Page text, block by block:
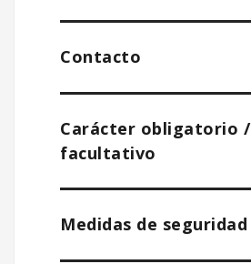
Contacto
Carácter obligatorio /
facultativo
Medidas de seguridad